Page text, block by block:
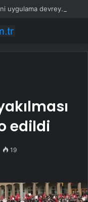
İstanbul’da market ve bakkallarda yeni uygulama devreye girdi
edildi
19